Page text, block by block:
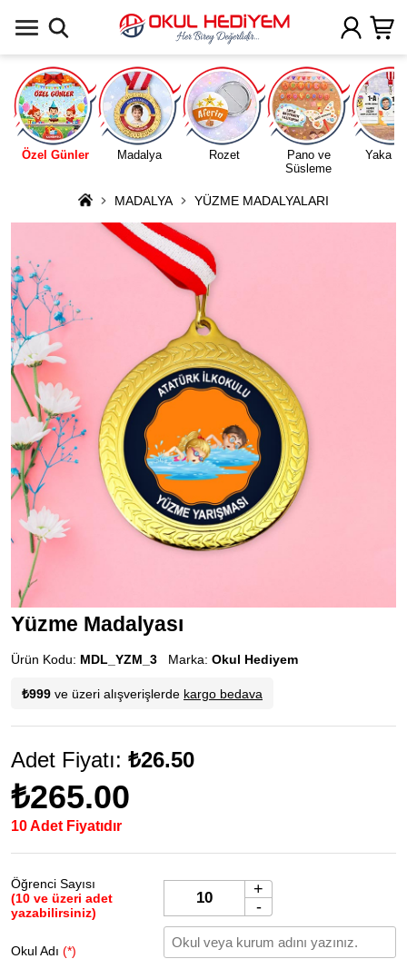
Özel Günler Madalya Rozet
Pano ve
Süsleme
Yaka
MADALYA YÜZME MADALYALARI
Yüzme Madalyası
Ürün Kodu: MDL_YZM_3 Marka: Okul Hediyem
₺999 ve üzeri alışverişlerde kargo bedava
Adet Fiyatı: ₺26.50
₺265.00
10 Adet Fiyatıdır
Öğrenci Sayısı
(10 ve üzeri adet
yazabilirsiniz)
+
-
Okul Adı (*)
Uygulamada Aç